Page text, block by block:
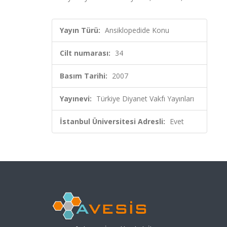
Yayın Türü: Ansiklopedide Konu
Cilt numarası: 34
Basım Tarihi: 2007
Yayınevi: Türkiye Diyanet Vakfı Yayınları
İstanbul Üniversitesi Adresli: Evet